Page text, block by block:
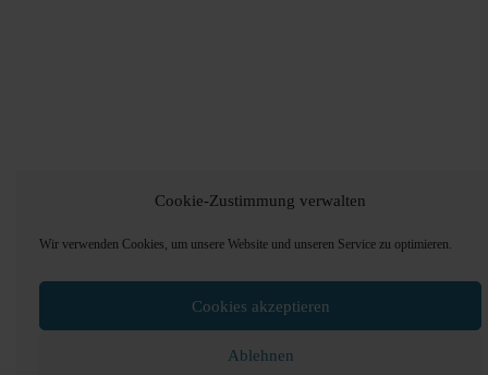
Cookie-Zustimmung verwalten
Wir verwenden Cookies, um unsere Website und unseren Service zu optimieren.
Cookies akzeptieren
Ablehnen